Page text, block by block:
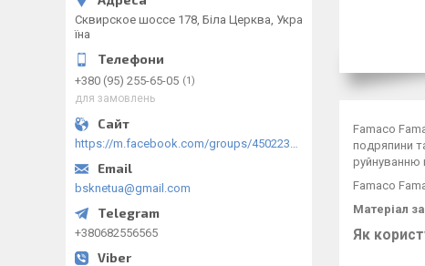
Famaco
подряпини
руйнуванню
Famaco
Матеріал
Як
Сквирское шоссе 178, Біла Церква, Укра
їна
+380 (95) 255-65-05 1
для замовлень
https://m.facebook.com/groups/450223289123148/?ref=group_browse
bsknetua@gmail.com
+380682556565